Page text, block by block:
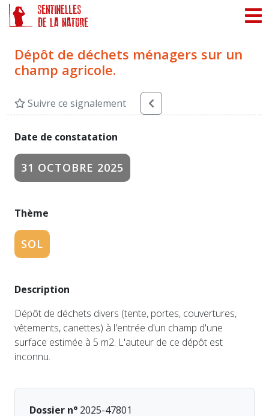
Dépôt de déchets ménagers sur un
champ agricole.
Suivre ce signalement
Date de constatation
31 OCTOBRE 2025
Thème
SOL
Description
Dépôt de déchets divers (tente, portes, couvertures,
vêtements, canettes) à l'entrée d'un champ d'une
surface estimée à 5 m2. L'auteur de ce dépôt est
inconnu.
Dossier n° 2025-47801
Panneau de gestion des cookies